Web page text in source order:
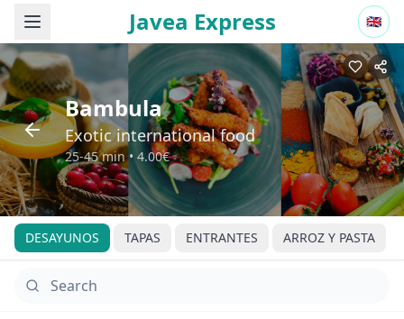
Javea Express 🇬🇧
Bambula
Exotic international food
25-45 min• 4.00€
DESAYUNOS TAPAS ENTRANTES ARROZ Y PASTA